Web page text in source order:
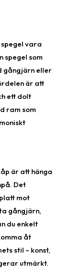
spegel vara
spegel som
gångjärn eller
är att
ett dolt
ram som
är att hänga
Det
mot
gångjärn,
du enkelt
åt
stil – konst,
utmärkt.